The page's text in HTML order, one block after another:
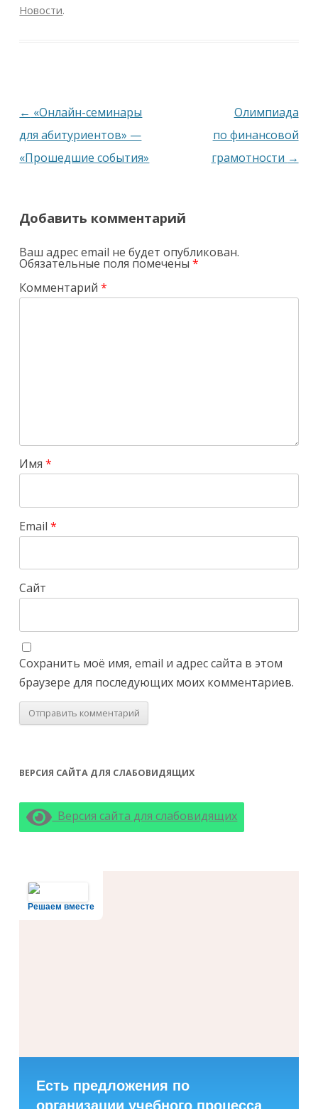
Новости.
Навигация
по
записям
← «Онлайн-семинары
для абитуриентов» —
«Прошедшие события»
Олимпиада
по финансовой
грамотности →
Добавить комментарий
Ваш адрес email не будет опубликован.
Обязательные поля помечены*
Комментарий*
Имя*
Email*
Сайт
Сохранить моё имя, email и адрес сайта в этом
браузере для последующих моих комментариев.
ВЕРСИЯ САЙТА ДЛЯ СЛАБОВИДЯЩИХ
Версия сайта для слабовидящих
Решаем вместе
Есть предложения по
организации учебного процесса